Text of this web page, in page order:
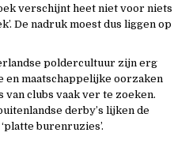
verschijnt heet niet voor niets
De nadruk moest dus liggen op
poldercultuur zijn erg
en maatschappelijke oorzaken
clubs vaak ver te zoeken.
derby’s lijken de
burenruzies’.